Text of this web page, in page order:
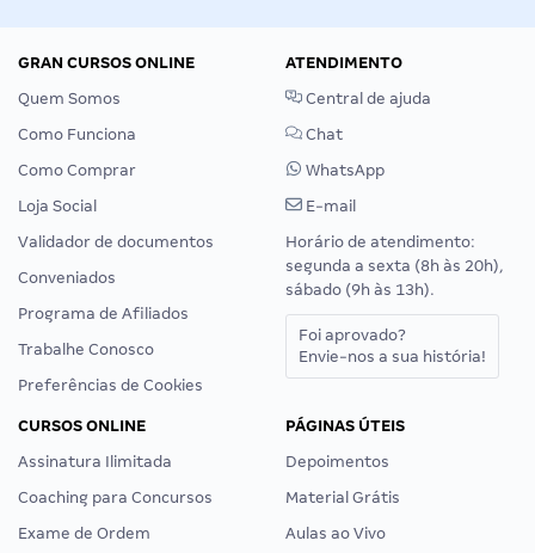
GRAN CURSOS ONLINE
Quem Somos
Como Funciona
Como Comprar
Loja Social
Validador de documentos
Conveniados
Programa de Afiliados
Trabalhe Conosco
Preferências de Cookies
ATENDIMENTO
Central de ajuda
Chat
WhatsApp
E-mail
Horário de atendimento:
segunda a sexta (8h às 20h),
sábado (9h às 13h).
Foi aprovado?
Envie-nos a sua história!
CURSOS ONLINE
Assinatura Ilimitada
Coaching para Concursos
Exame de Ordem
PÁGINAS ÚTEIS
Depoimentos
Material Grátis
Aulas ao Vivo